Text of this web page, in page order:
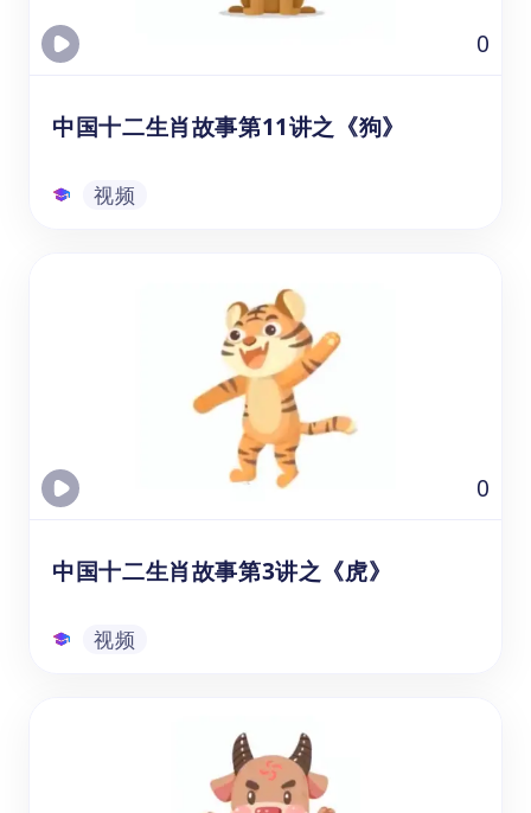
0
中国十二生肖故事第11讲之《狗》
视频
【中国文化之十二生肖-狗的故事】这个在线
视频课程资源，3到6岁（幼儿园、学前班、
一年级）的孩子或学生可以跟着悟空中文的老
师一起了解关于生肖狗的中国童话故事，并通
过互动、讨论等方式培养激发他们学习中文的
兴趣,还可以锻炼中文听力和尝试用中文跟
读、转述故事等方式来练习中文口语表达。
0
中国十二生肖故事第3讲之《虎》
视频
通过观看的生肖虎视频课资源，可以帮助年龄
在3-8岁的幼儿园、学前班和1-3年级的学生，